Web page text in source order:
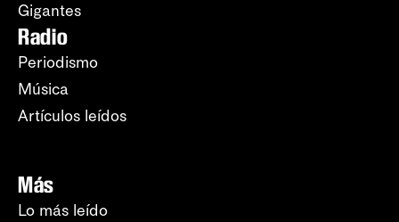
Gigantes
Radio
Periodismo
Música
Artículos leídos
Más
Lo más leído